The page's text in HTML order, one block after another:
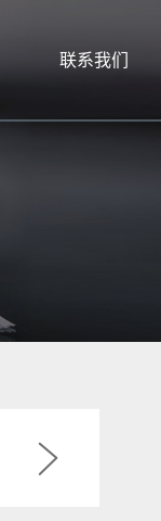
联系我们